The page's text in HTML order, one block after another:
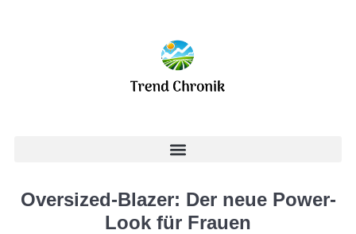
Oversized-Blazer: Der neue Power-
Look für Frauen